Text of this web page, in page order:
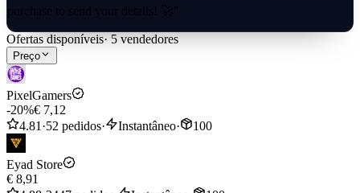
purchase to send your details! 🚀"
Ofertas disponíveis· 5 vendedores
Preço
PixelGamers
-20%€ 7,12
4.81·52 pedidos· Instantâneo· 100
Eyad Store
€ 8,91